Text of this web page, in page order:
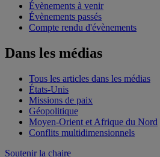
Évènements à venir
Évènements passés
Compte rendu d'évènements
Dans les médias
Tous les articles dans les médias
États-Unis
Missions de paix
Géopolitique
Moyen-Orient et Afrique du Nord
Conflits multidimensionnels
Soutenir la chaire